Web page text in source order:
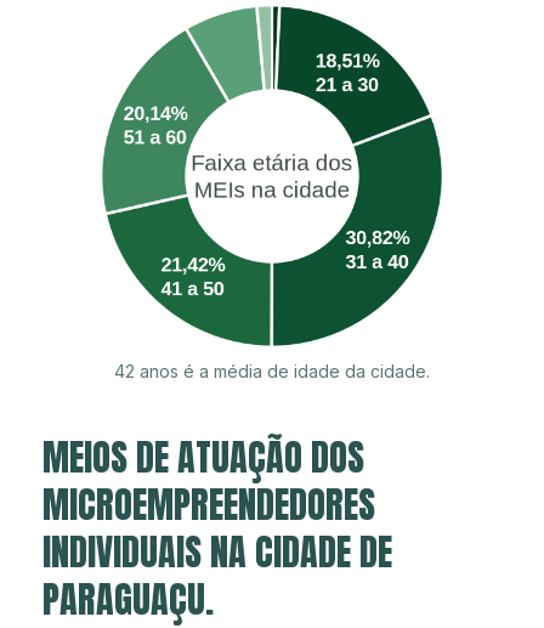
42 anos é a média de idade da cidade.
MEIOS DE ATUAÇÃO DOS
MICROEMPREENDEDORES
INDIVIDUAIS NA CIDADE DE
PARAGUAÇU.